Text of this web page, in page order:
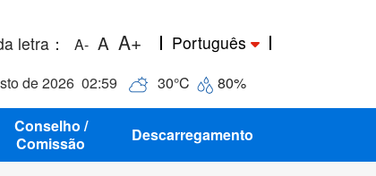
letra ： A- A A+ Português
de 2026 02:59 30°C 80%
Conselho /
Comissão
Descarregamento